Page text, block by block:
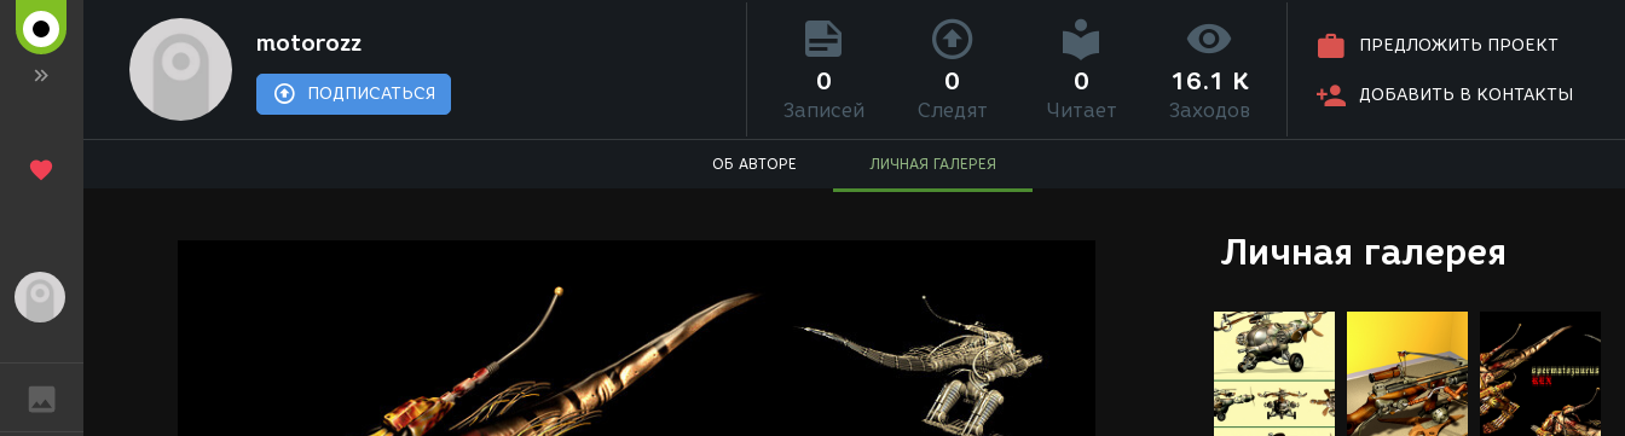
motorozz
ПОДПИСАТЬСЯ
ПРЕДЛОЖИТЬ ПРОЕКТ
ДОБАВИТЬ В КОНТАКТЫ
0
Записей
0
Следят
0
Читает
16.1 K
Заходов
ОБ АВТОРЕ ЛИЧНАЯ ГАЛЕРЕЯ
Личная галерея